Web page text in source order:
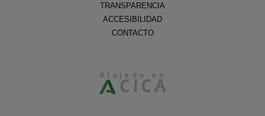
TRANSPARENCIA
ACCESIBILIDAD
CONTACTO